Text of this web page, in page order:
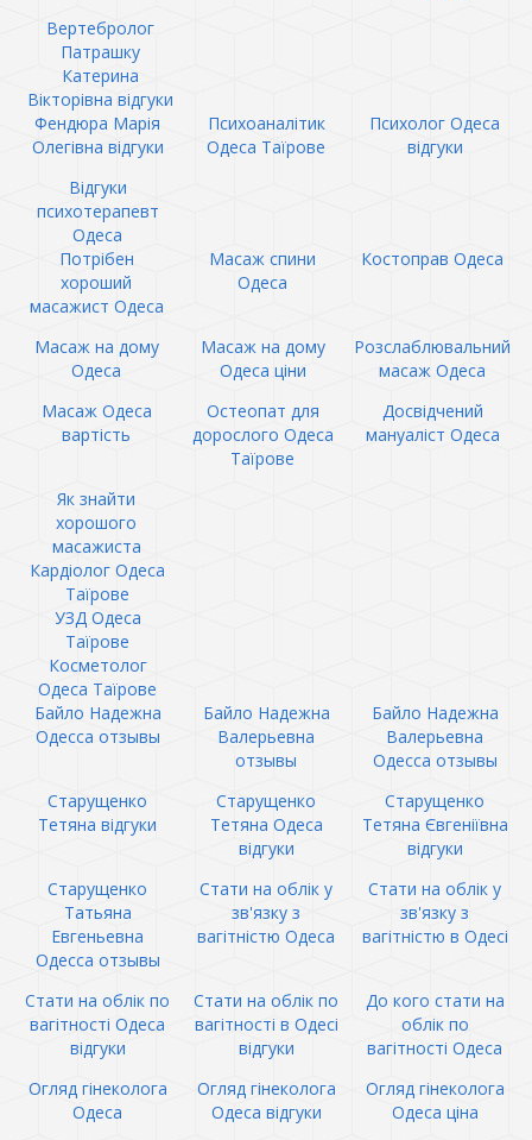
Вертебролог
Патрашку
Катерина
Вікторівна відгуки
Фендюра Марія
Олегівна відгуки
Психоаналітик
Одеса Таїрове
Психолог Одеса
відгуки
Відгуки
психотерапевт
Одеса
Потрібен
хороший
масажист Одеса
Масаж спини
Одеса
Костоправ Одеса
Масаж на дому
Одеса
Масаж на дому
Одеса ціни
Розслаблювальний
масаж Одеса
Масаж Одеса
вартість
Остеопат для
дорослого Одеса
Таїрове
Досвідчений
мануаліст Одеса
Як знайти
хорошого
масажиста
Кардіолог Одеса
Таїрове
УЗД Одеса
Таїрове
Косметолог
Одеса Таїрове
Байло Надежна
Одесса отзывы
Байло Надежна
Валерьевна
отзывы
Байло Надежна
Валерьевна
Одесса отзывы
Старущенко
Тетяна відгуки
Старущенко
Тетяна Одеса
відгуки
Старущенко
Тетяна Євгеніївна
відгуки
Старущенко
Татьяна
Евгеньевна
Одесса отзывы
Стати на облік у
зв'язку з
вагітністю Одеса
Стати на облік у
зв'язку з
вагітністю в Одесі
Стати на облік по
вагітності Одеса
відгуки
Стати на облік по
вагітності в Одесі
відгуки
До кого стати на
облік по
вагітності Одеса
Огляд гінеколога
Одеса
Огляд гінеколога
Одеса відгуки
Огляд гінеколога
Одеса ціна